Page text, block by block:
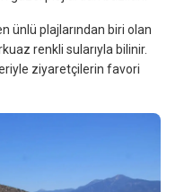
ünlü plajlarından biri olan
renkli sularıyla bilinir.
ziyaretçilerin favori